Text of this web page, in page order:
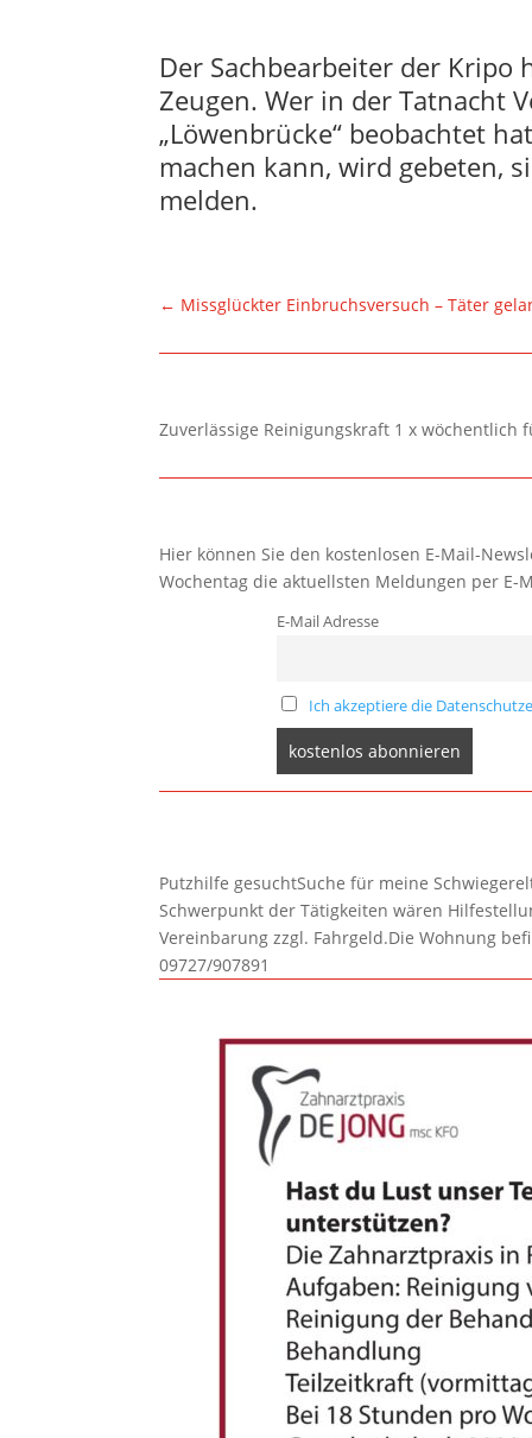
Der Sachbearbeiter der
Zeugen. Wer in der Tatnacht
„Löwenbrücke“ beobachtet
machen kann, wird gebeten,
melden.
← Missglückter Einbruchsversuch – Täter
Zuverlässige Reinigungskraft 1 x wöchentlich
Hier können Sie den kostenlosen E-Mail-
Wochentag die aktuellsten Meldungen per E-
E-Mail Adresse
Ich akzeptiere die
Putzhilfe gesuchtSuche für meine
Schwerpunkt der Tätigkeiten wären
Vereinbarung zzgl. Fahrgeld.Die Wohnung
09727/907891